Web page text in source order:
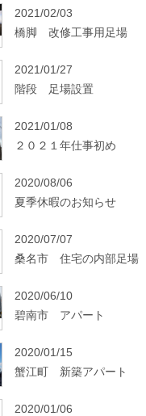
2021/02/03
橋脚 改修工事用足場
2021/01/27
階段 足場設置
2021/01/08
２０２１年仕事初め
2020/08/06
夏季休暇のお知らせ
2020/07/07
桑名市 住宅の内部足場
2020/06/10
碧南市 アパート
2020/01/15
蟹江町 新築アパート
2020/01/06